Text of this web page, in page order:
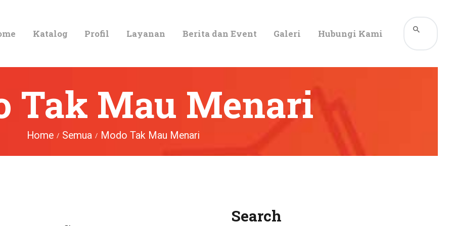
Katalog Profil Layanan Berita dan Event Galeri Hubungi Kami
Tak Mau Menari
Home Semua Modo Tak Mau Menari
KATALOG
LAYANAN
BERITA DAN
EVENT
Search